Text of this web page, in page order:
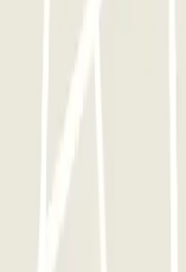
vicino a